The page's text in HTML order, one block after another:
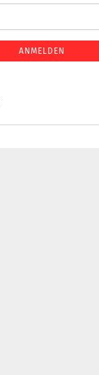
ANMELDEN